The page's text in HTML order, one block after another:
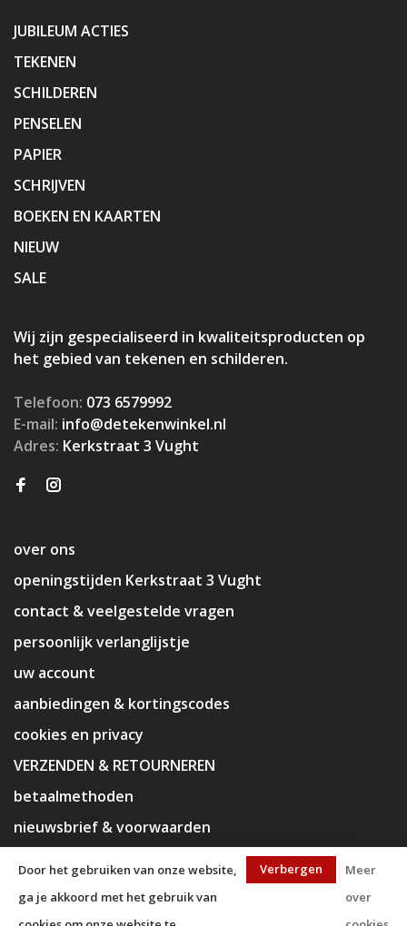
JUBILEUM ACTIES
TEKENEN
SCHILDEREN
PENSELEN
PAPIER
SCHRIJVEN
BOEKEN EN KAARTEN
NIEUW
SALE
Wij zijn gespecialiseerd in kwaliteitsproducten op
het gebied van tekenen en schilderen.
Telefoon: 073 6579992
E-mail: info@detekenwinkel.nl
Adres: Kerkstraat 3 Vught
over ons
openingstijden Kerkstraat 3 Vught
contact & veelgestelde vragen
persoonlijk verlanglijstje
uw account
aanbiedingen & kortingscodes
cookies en privacy
VERZENDEN & RETOURNEREN
betaalmethoden
nieuwsbrief & voorwaarden
Door het gebruiken van onze website,
ga je akkoord met het gebruik van
Verbergen
Meer
over